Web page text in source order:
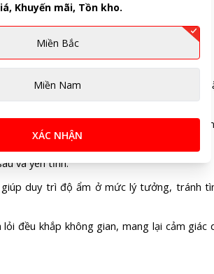
từ 20 - 30 m2 thì mã FTXV50QVMV
Blue có khả năng diệt khuẩn và khử
và yên tĩnh.
duy trì độ ẩm ở mức lý tưởng, tránh
đều khắp không gian, mang lại cảm giác
Khuyến mãi, Tồn kho.
Miền Bắc
Miền Nam
XÁC NHẬN